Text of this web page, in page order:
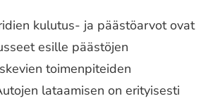
kulutus- ja päästöarvot ovat
esille päästöjen
toimenpiteiden
lataamisen on erityisesti